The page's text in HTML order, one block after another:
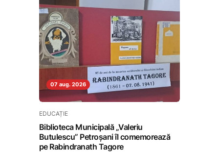
07 aug. 2026
EDUCAȚIE
Biblioteca Municipală „Valeriu
Butulescu” Petroșani îl comemorează
pe Rabindranath Tagore